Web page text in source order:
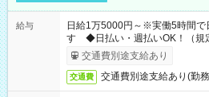
給与
日給1万5000円～※実働5時間で
す ◆日払い・週払いOK！（規
も異なります
交通費別途支給あり
交通費 交通費別途支給あり(勤